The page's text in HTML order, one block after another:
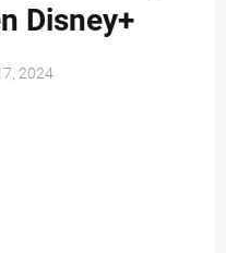
Disney+
2024